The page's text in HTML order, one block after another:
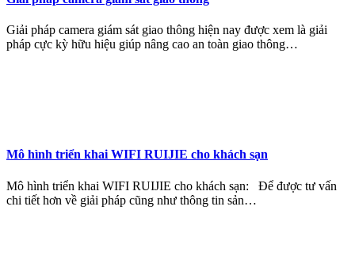
Giải pháp camera giám sát giao thông hiện nay được xem là giải
pháp cực kỳ hữu hiệu giúp nâng cao an toàn giao thông…
Mô hình triển khai WIFI RUIJIE cho khách sạn
Mô hình triển khai WIFI RUIJIE cho khách sạn: Để được tư vấn
chi tiết hơn về giải pháp cũng như thông tin sản…